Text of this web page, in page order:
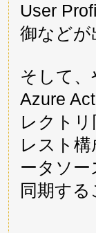
User
御など
そして
Azure
レクト
レスト
ータソ
同期す